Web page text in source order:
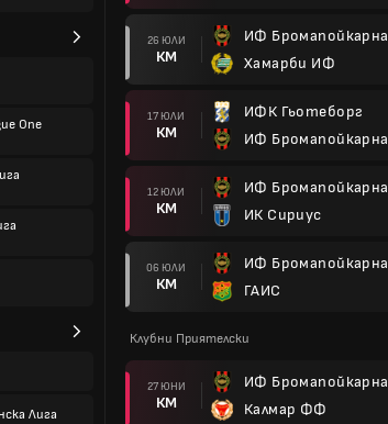
One
Лига
26 ЮЛИ
КМ
ИФ Бромапойкарна
Хамарби ИФ
17 ЮЛИ
КМ
ИФК Гьотеборг
ИФ Бромапойкарна
12 ЮЛИ
КМ
ИФ Бромапойкарна
ИК Сириус
06 ЮЛИ
КМ
ИФ Бромапойкарна
ГАИС
Клубни Приятелски
27 ЮНИ
КМ
ИФ Бромапойкарна
Калмар ФФ